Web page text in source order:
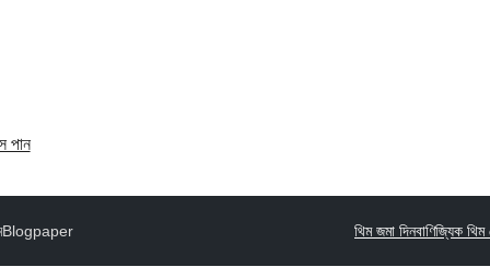
পান
Blogpaper থিম জমা দিনবাণিজ্যিক